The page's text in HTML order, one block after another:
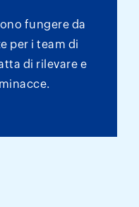
fungere da
per i team di
di rilevare e